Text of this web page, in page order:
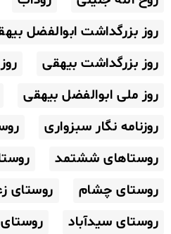
روز بزرگداشت ابوالفضل
روز بزرگداشت بیهقی
روز ملی ابوالفضل بیهقی
روزنامه نگار سبزواری
روستاهای ششتمد
روستای چشام
روستای
روستای سیدآباد